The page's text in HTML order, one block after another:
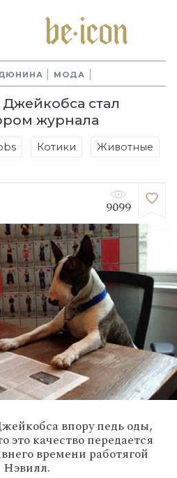
МОДА
стал
журнала
Котики Животные
9099
впору педь оды,
это качество передается
времени работягой
Нэвилл.